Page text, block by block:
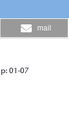
mail